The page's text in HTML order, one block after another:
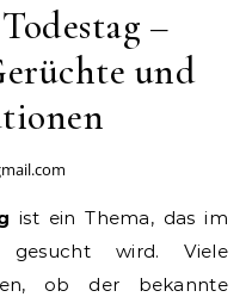
–
und
ist ein Thema, das im
wird. Viele
ob der bekannte